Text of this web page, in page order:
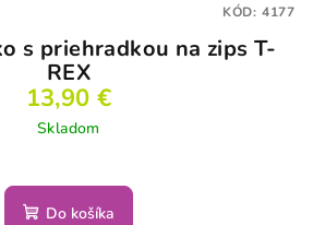
s priehradkou na zips T-
REX
13,90 €
Skladom
Do košíka
KÓD: 4177